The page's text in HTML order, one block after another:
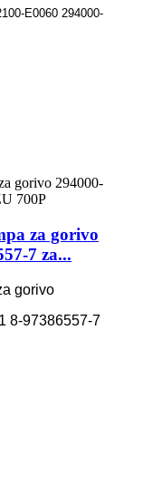
E0060 294000-
za gorivo
7 za...
gorivo
8-97386557-7